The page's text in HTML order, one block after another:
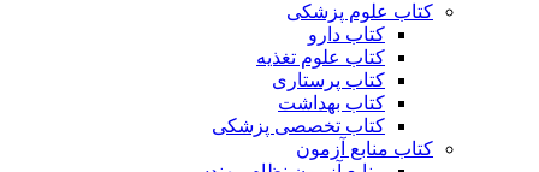
کتاب علوم پزشکی
کتاب دارو
کتاب علوم تغذیه
کتاب پرستاری
کتاب بهداشت
کتاب تخصصی پزشکی
کتاب منابع آزمون